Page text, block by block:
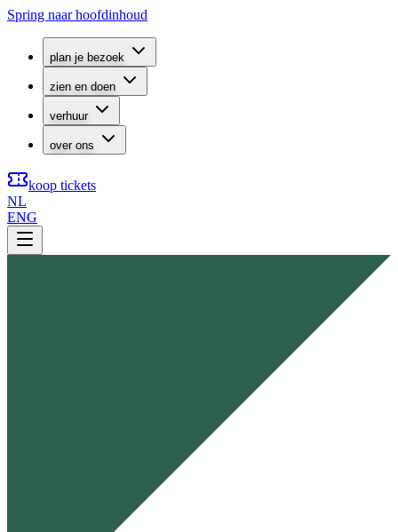
Spring naar hoofdinhoud
plan je bezoek
zien en doen
verhuur
over ons
koop tickets
NL
ENG